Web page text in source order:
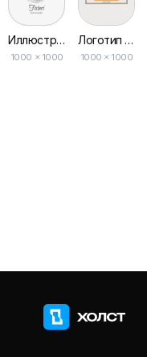
Иллюстрация Мельницы Семейная Пекарня Логотип
1000 × 1000
Логотип Пекарни Торт в Пастельной Рамке
1000 × 1000